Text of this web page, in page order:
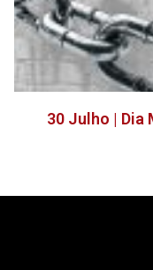
30 Julho | Dia